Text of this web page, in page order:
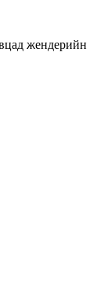
жендерийн